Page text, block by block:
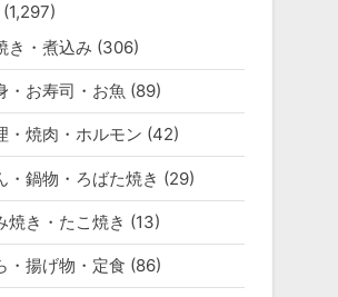
(1,297)
き・煮込み (306)
・お寿司・お魚 (89)
・焼肉・ホルモン (42)
・鍋物・ろばた焼き (29)
焼き・たこ焼き (13)
・揚げ物・定食 (86)